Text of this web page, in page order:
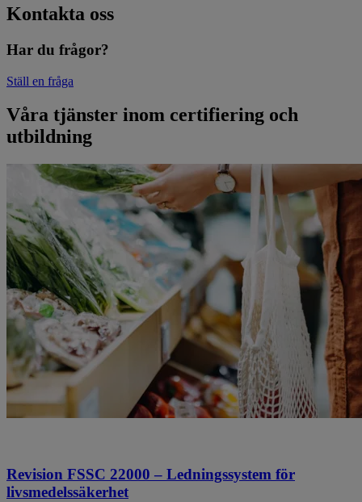
Kontakta oss
Har du frågor?
Ställ en fråga
Våra tjänster inom certifiering och
utbildning
Revision FSSC 22000 – Ledningssystem för
livsmedelssäkerhet